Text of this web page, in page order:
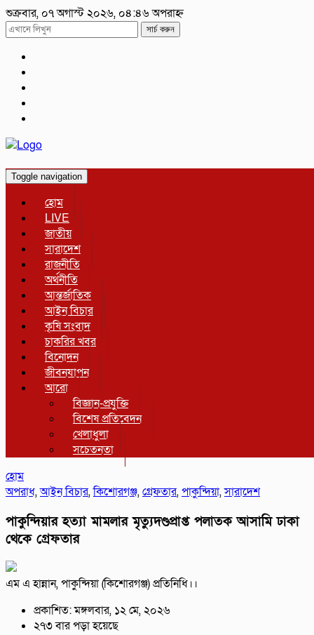
শুক্রবার, ০৭ অগাস্ট ২০২৬, ০৪:৪৬ অপরাহ্ন
সার্চ করুন
Toggle navigation
হোম
LIVE
জাতীয়
সারাদেশ
রাজনীতি
অর্থনীতি
আন্তর্জাতিক
আইন বিচার
কৃষি সংবাদ
চাকরির খবর
বিনোদন
জীবনযাপন
আরো
বিজ্ঞান-প্রযুক্তি
বিশেষ প্রতিবেদন
খেলাধুলা
সচেতনতা
হোম
অপরাধ,আইন বিচার,কিশোরগঞ্জ,গ্রেফতার,পাকুন্দিয়া,সারাদেশ
পাকুন্দিয়ার হত্যা মামলার মৃত্যুদণ্ডপ্রাপ্ত পলাতক আসামি ঢাকা
থেকে গ্রেফতার
এম এ হান্নান, পাকুন্দিয়া (কিশোরগঞ্জ) প্রতিনিধি।।
প্রকাশিত: মঙ্গলবার, ১২ মে, ২০২৬
২৭৩ বার পড়া হয়েছে